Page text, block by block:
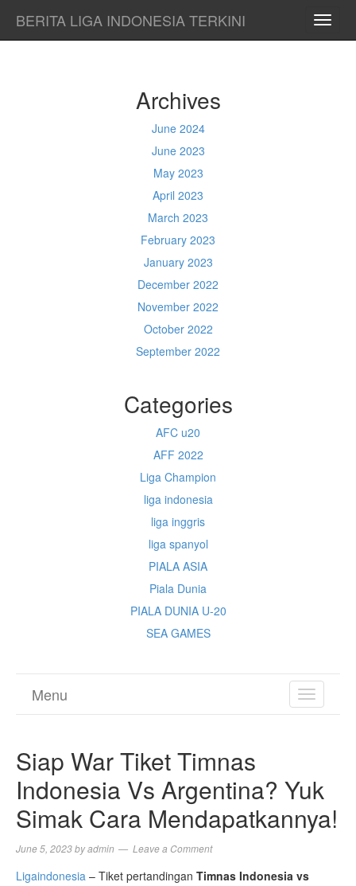
BERITA LIGA INDONESIA TERKINI
Archives
June 2024
June 2023
May 2023
April 2023
March 2023
February 2023
January 2023
December 2022
November 2022
October 2022
September 2022
Categories
AFC u20
AFF 2022
Liga Champion
liga indonesia
liga inggris
liga spanyol
PIALA ASIA
Piala Dunia
PIALA DUNIA U-20
SEA GAMES
TOGGLE
Menu
Siap War Tiket Timnas
Indonesia Vs Argentina? Yuk
Simak Cara Mendapatkannya!
June 5, 2023byadmin Leave a Comment
Ligaindonesia – Tiket pertandingan Timnas Indonesia vs